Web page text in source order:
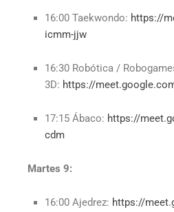
16:00 Taekwondo: https://
icmm-jjw
16:30 Robótica /
3D: https://
17:15 Ábaco: https://
cdm
Martes 9:
16:00 Ajedrez: https://